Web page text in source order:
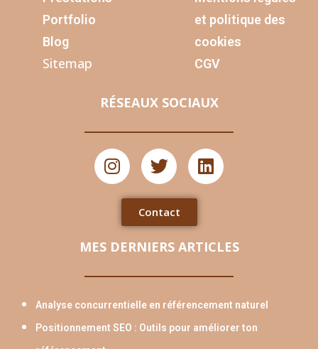
Portfolio
Blog
Sitemap
et politique des
cookies
CGV
RÉSEAUX SOCIAUX
Contact
MES DERNIERS ARTICLES
Analyse concurrentielle en référencement naturel
Positionnement SEO : Outils pour améliorer ton